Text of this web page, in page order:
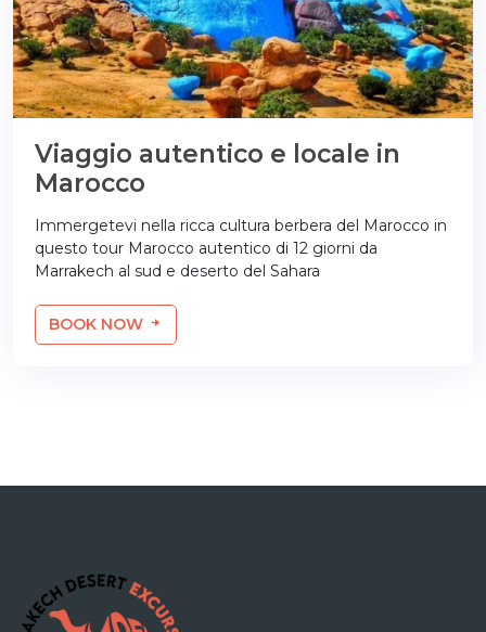
Viaggio autentico e locale in
Marocco
Immergetevi nella ricca cultura berbera del Marocco in
questo tour Marocco autentico di 12 giorni da
Marrakech al sud e deserto del Sahara
BOOK NOW